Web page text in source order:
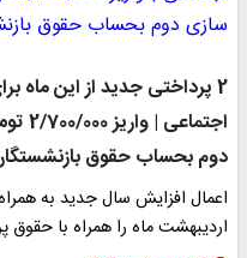
2 پرداختی جدید از این
دوم بحساب حقوق
اردیبهشت ماه را همراه با